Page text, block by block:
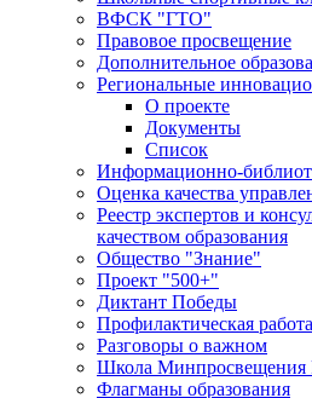
ВФСК "ГТО"
Правовое просвещение
Дополнительное
Региональные
О проекте
Документы
Список
Информационно-
Оценка качества
Реестр экспертов и
качеством образования
Общество "Знание"
Проект "500+"
Диктант Победы
Профилактическая
Разговоры о важном
Школа Минпросвещения
Флагманы образования